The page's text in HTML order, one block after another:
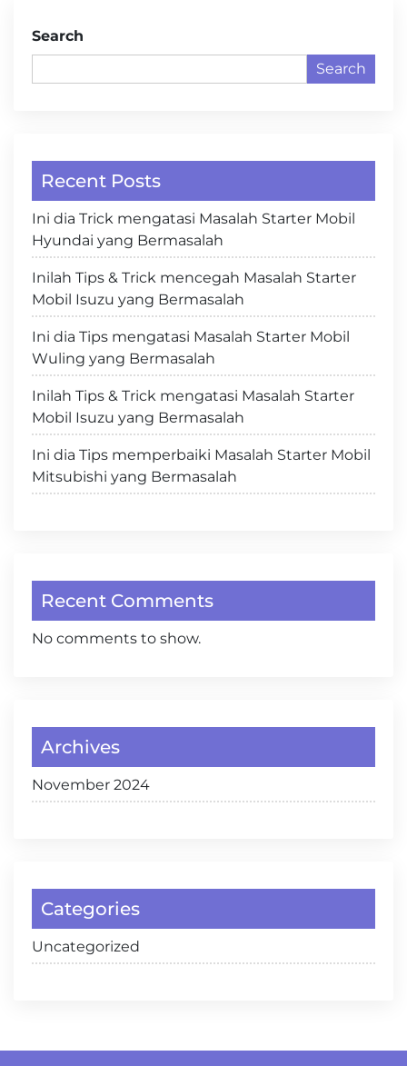
Search
Search
Recent Posts
Ini dia Trick mengatasi Masalah Starter Mobil
Hyundai yang Bermasalah
Inilah Tips & Trick mencegah Masalah Starter
Mobil Isuzu yang Bermasalah
Ini dia Tips mengatasi Masalah Starter Mobil
Wuling yang Bermasalah
Inilah Tips & Trick mengatasi Masalah Starter
Mobil Isuzu yang Bermasalah
Ini dia Tips memperbaiki Masalah Starter Mobil
Mitsubishi yang Bermasalah
Recent Comments
No comments to show.
Archives
November 2024
Categories
Uncategorized